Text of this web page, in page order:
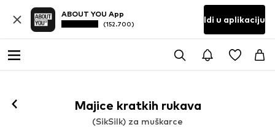
ABOUT YOU App
(152.700) Idi u aplikaciju
Majice kratkih rukava
(SikSilk) za muškarce